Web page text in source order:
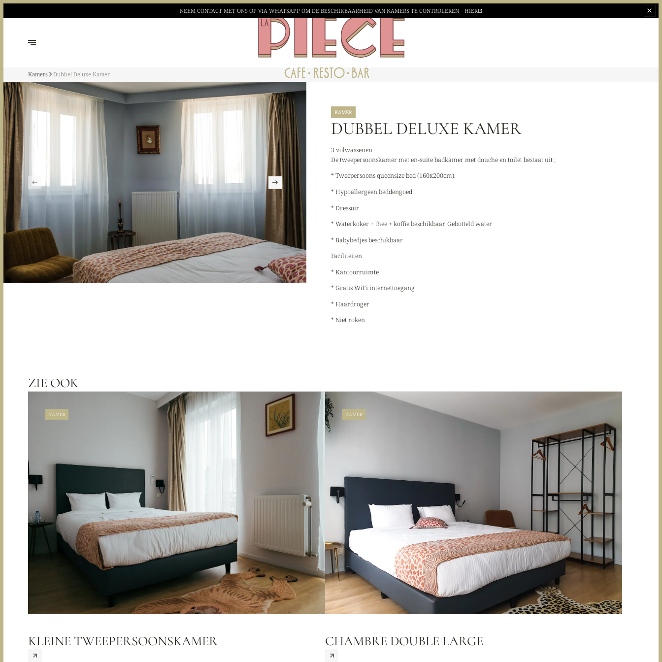
NEEM CONTACT MET ONS OP VIA WHATSAPP OM DE BESCHIKBAARHEID VAN KAMERS TE CONTROLEREN HIER
Kamers Dubbel Deluxe Kamer
KAMER
DUBBEL DELUXE KAMER
3 volwassenen
De tweepersoonskamer met en-suite badkamer met douche en toilet bestaat uit ;
* Tweepersoons queensize bed (160x200cm).
* Hypoallergeen beddengoed
* Dressoir
* Waterkoker + thee + koffie beschikbaar. Gebotteld water
* Babybedjes beschikbaar
Faciliteiten
* Kantoorruimte
* Gratis WiFi internettoegang
* Haardroger
* Niet roken
ZIE OOK
KAMER
KLEINE TWEEPERSOONSKAMER
KAMER
CHAMBRE DOUBLE LARGE